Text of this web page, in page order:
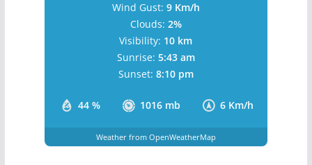
44 % 1016 mb 6 Km/h
Wind Gust: 9 Km/h
Clouds: 2%
Visibility: 10 km
Sunrise: 5:43 am
Sunset: 8:10 pm
Weather from OpenWeatherMap